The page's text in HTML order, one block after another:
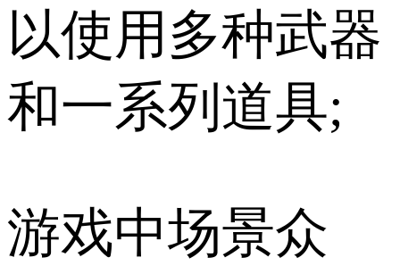
以使用多种武器
和一系列道具;
游戏中场景众